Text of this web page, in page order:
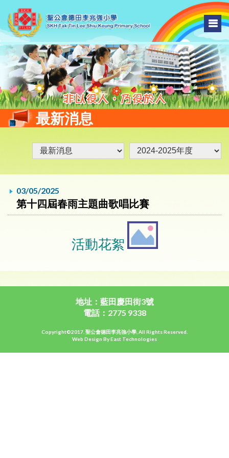
最新消息
03/05/2025
第十四屆春雨主題曲歌唱比賽
活動花絮
地址：藍田慶田街3號
電話：2775 9338
Copyright©2017. 聖公會德田李兆強小學, All Rights Reserved.
Web Design By East Technologies